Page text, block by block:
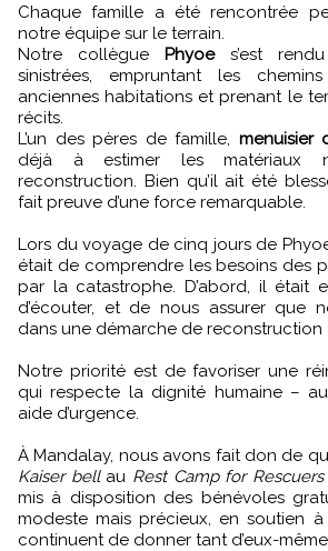
Chaque famille a été rencontrée
notre équipe sur le terrain.
Notre collègue Phyoes’est
sinistrées, empruntant les
anciennes habitations et prenant le
récits.
L’un des pères de famille, menuisier
déjà à estimer les matériaux
reconstruction. Bien qu’il ait été
fait preuve d’une force remarquable.
Lors du voyage de cinq jours de
était de comprendre les besoins des
par la catastrophe. D’abord, il était
d’écouter, et de nous assurer que
dans une démarche de reconstruction
Notre priorité est de favoriser une
qui respecte la dignité humaine –
aide d’urgence.
À Mandalay, nous avons fait don de
Kaiser bellau Rest Camp for Rescuers
mis à disposition des bénévoles
modeste mais précieux, en soutien
continuent de donner tant d’eux-